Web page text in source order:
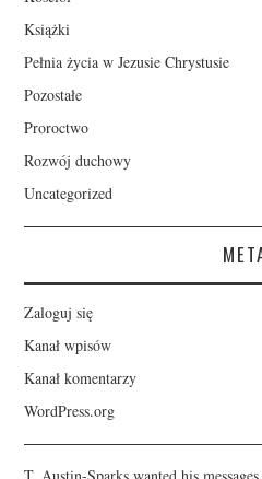
Książki
Pełnia życia w Jezusie Chrystusie
Pozostałe
Proroctwo
Rozwój duchowy
Uncategorized
Zaloguj się
Kanał wpisów
Kanał komentarzy
WordPress.org